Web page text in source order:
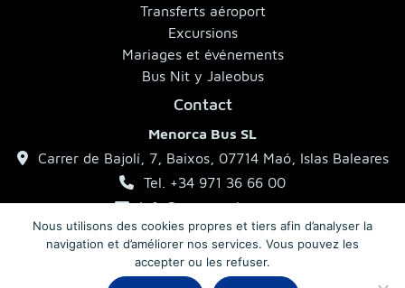
Transferts aéroport
Excursions
Mariages et événements
Bus Nit y Jaleobus
Contact
Menorca Bus SL
Carrer de Bajolí, 7, Baixos, 07714 Maó, Islas Baleares
Tel. +34 971 36 66 00
info@menorcabus.com
Nous utilisons des cookies propres et tiers afin d’analyser la
navigation et d’améliorer nos services. Vous pouvez les
accepter ou les refuser.